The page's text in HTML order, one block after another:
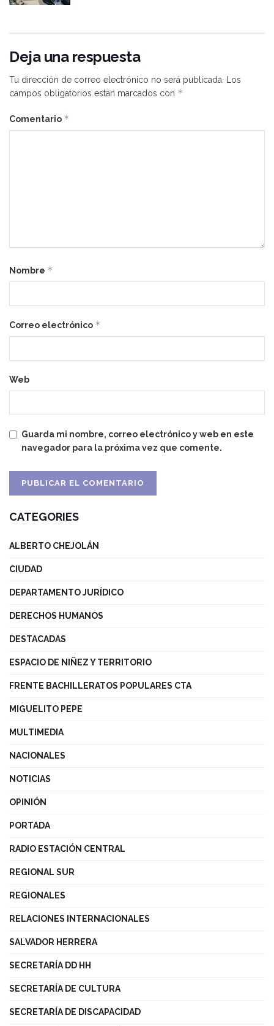
Deja una respuesta
Tu dirección de correo electrónico no será publicada.
Los
campos obligatorios están marcados con *
Comentario *
Nombre *
Correo electrónico *
Web
Guarda mi nombre, correo electrónico y web en este
navegador para la próxima vez que comente.
CATEGORIES
ALBERTO CHEJOLÁN
CIUDAD
DEPARTAMENTO JURÍDICO
DERECHOS HUMANOS
DESTACADAS
ESPACIO DE NIÑEZ Y TERRITORIO
FRENTE BACHILLERATOS POPULARES CTA
MIGUELITO PEPE
MULTIMEDIA
NACIONALES
NOTICIAS
OPINIÓN
PORTADA
RADIO ESTACIÓN CENTRAL
REGIONAL SUR
REGIONALES
RELACIONES INTERNACIONALES
SALVADOR HERRERA
SECRETARÍA DD HH
SECRETARÍA DE CULTURA
SECRETARÍA DE DISCAPACIDAD